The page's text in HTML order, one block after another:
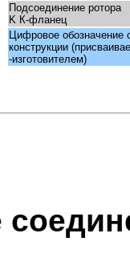
Подсоединение ротора
K К-фланец
Цифровое обозначение
конструкции
-изготовителем)